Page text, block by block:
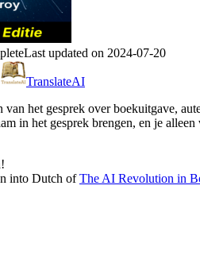
Last updated on 2024-07-20
TranslateAI
van het gesprek over boekuitgave,
in het gesprek brengen, en je
!
into Dutch ofThe AI Revolution in